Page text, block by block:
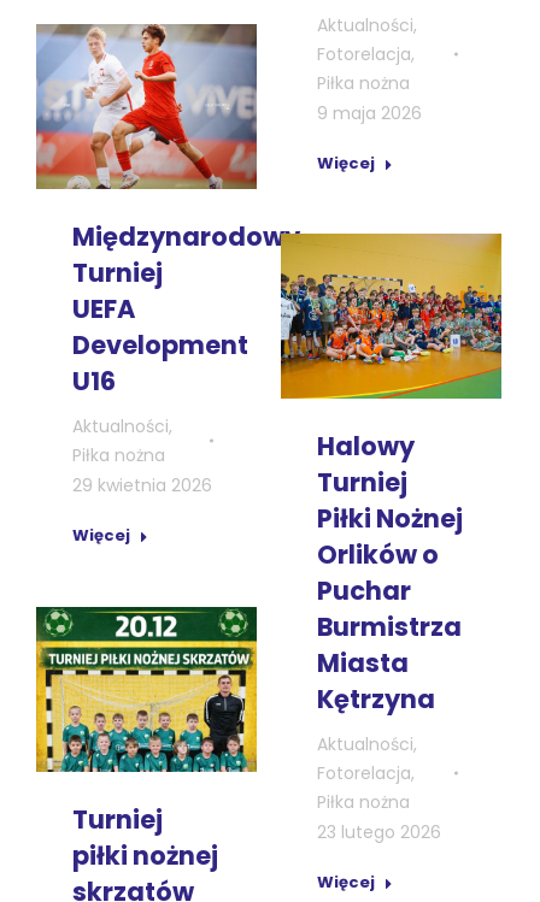
Aktualności,
Fotorelacja,
Piłka nożna
9 maja 2026
Więcej
Międzynarodowy
Turniej
UEFA
Development
U16
Aktualności,
Piłka nożna
29 kwietnia 2026
Więcej
Halowy
Turniej
Piłki Nożnej
Orlików o
Puchar
Burmistrza
Miasta
Kętrzyna
Aktualności,
Fotorelacja,
Piłka nożna
23 lutego 2026
Więcej
Turniej
piłki nożnej
skrzatów